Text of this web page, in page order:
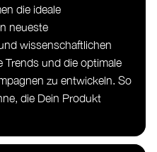
die ideale
neueste
wissenschaftlichen
und die optimale
zu entwickeln. So
die Dein Produkt